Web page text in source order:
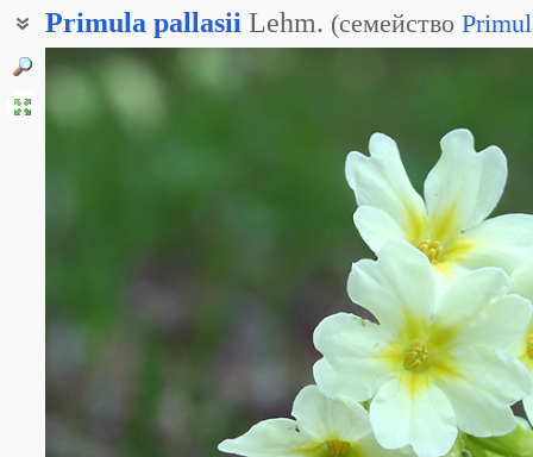
Primula pallasii Lehm. (семейство
Примула Палласа